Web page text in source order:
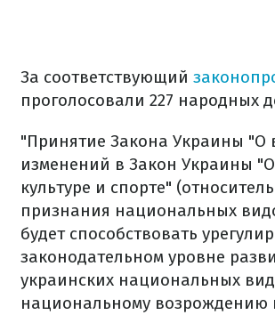
За соответствующий
проголосовали 227 народных
"Принятие Закона Украины "О
изменений в Закон Украины
культуре и спорте"
признания национальных
будет способствовать
законодательном уровне
украинских национальных
национальному возрождению